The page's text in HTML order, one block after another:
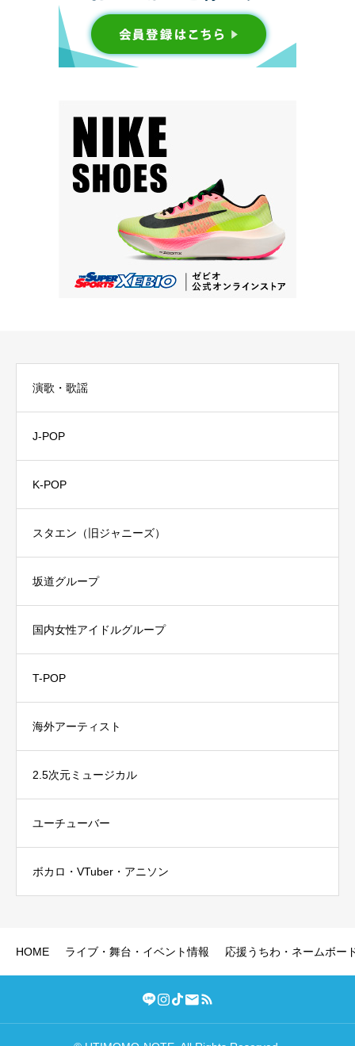
演歌・歌謡
J-POP
K-POP
スタエン（旧ジャニーズ）
坂道グループ
国内女性アイドルグループ
T-POP
海外アーティスト
2.5次元ミュージカル
ユーチューバー
ボカロ・VTuber・アニソン
HOME ライブ・舞台・イベント情報 応援うちわ・ネームボー